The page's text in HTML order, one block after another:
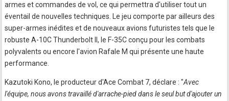
armes et commandes de vol, ce qui permettra d'utiliser tout un
éventail de nouvelles techniques. Le jeu comporte par ailleurs des
super-armes inédites et de nouveaux avions futuristes tels que le
robuste A-10C Thunderbolt II, le F-35C conçu pour les combats
polyvalents ou encore l'avion Rafale M qui présente une haute
performance.
Kazutoki Kono, le producteur d'Ace Combat 7, déclare : "Avec
l'équipe, nous avons travaillé d'arrache-pied dans le seul but d'ajouter un